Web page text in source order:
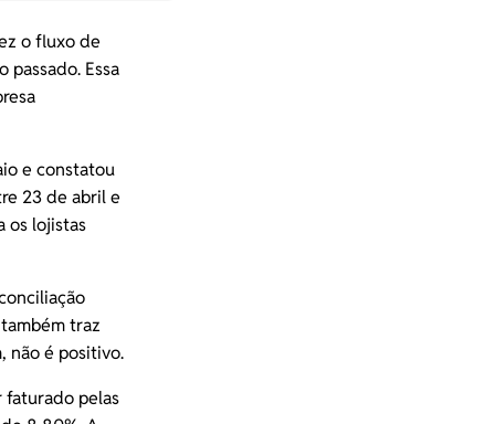
o fluxo de
passado. Essa
e constatou
23 de abril e
os lojistas
traz
não é positivo.
faturado pelas